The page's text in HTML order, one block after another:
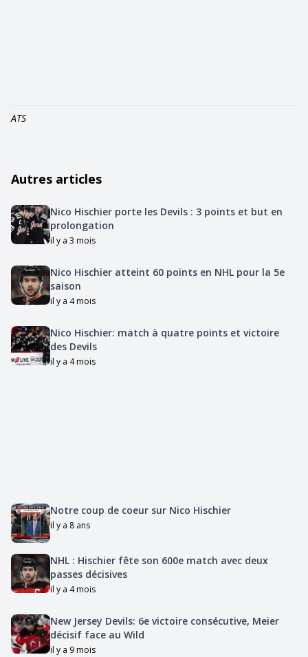
ATS
Autres articles
Nico Hischier porte les Devils : 3 points et but en
prolongation
il y a 3 mois
Nico Hischier atteint 60 points en NHL pour la 5e
saison
il y a 4 mois
Nico Hischier: match à quatre points et victoire
des Devils
il y a 4 mois
Notre coup de coeur sur Nico Hischier
il y a 8 ans
NHL : Hischier fête son 600e match avec deux
passes décisives
il y a 4 mois
New Jersey Devils: 6e victoire consécutive, Meier
décisif face au Wild
il y a 9 mois